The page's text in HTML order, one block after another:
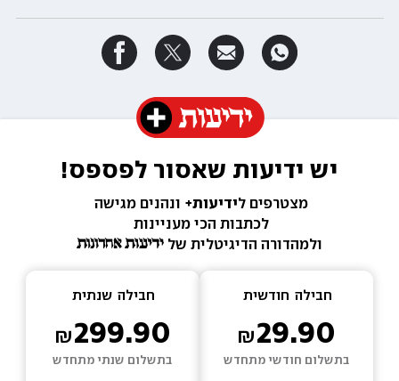
יש ידיעות שאסור לפספס!
מצטרפים לידיעות+ ונהנים מגישה
לכתבות הכי מעניינות
ולמהדורה הדיגיטלית של
חבילה חודשית
29.90
בתשלום חודשי מתחדש
חבילה שנתית
299.90
בתשלום שנתי מתחדש